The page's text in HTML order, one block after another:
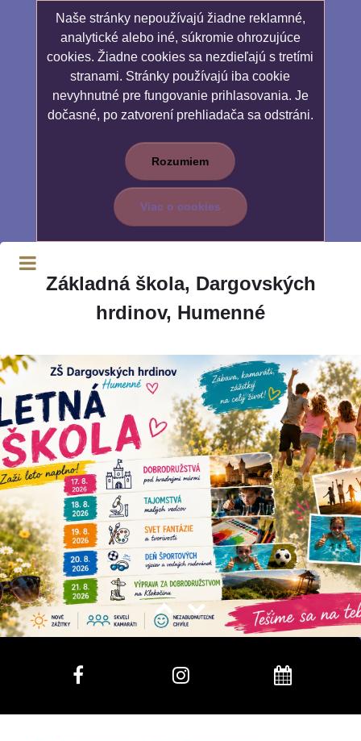
Naše stránky nepoužívajú žiadne reklamné,
analytické alebo iné, súkromie ohrozujúce
cookies. Žiadne cookies sa nezdieľajú s tretími
stranami. Stránky používajú iba cookie
nevyhnutné pre fungovanie prihlasovania. Je
dočasné, po zatvorení prehliadača sa odstráni.
Rozumiem
Viac o cookies
Základná škola, Dargovských
hrdinov, Humenné